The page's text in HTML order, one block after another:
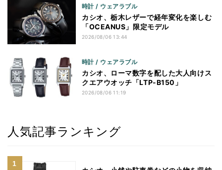
時計 / ウェアラブル
カシオ、栃木レザーで経年変化を楽しむ
「OCEANUS」限定モデル
2026/08/06 13:44
時計 / ウェアラブル
カシオ、ローマ数字を配した大人向けス
クエアウオッチ「LTP-B150」
2026/08/06 11:19
人気記事ランキング